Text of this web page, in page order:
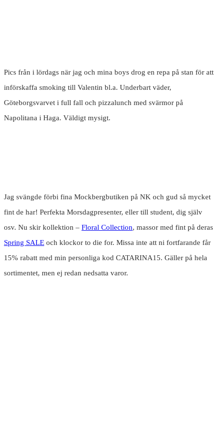
Pics från i lördags när jag och mina boys drog en repa på stan för att
införskaffa smoking till Valentin bl.a. Underbart väder,
Göteborgsvarvet i full fall och pizzalunch med svärmor på
Napolitana i Haga. Väldigt mysigt.
Jag svängde förbi fina Mockbergbutiken på NK och gud så mycket
fint de har! Perfekta Morsdagpresenter, eller till student, dig själv
osv. Nu skir kollektion – Floral Collection, massor med fint på deras
Spring SALE och klockor to die for. Missa inte att ni fortfarande får
15% rabatt med min personliga kod CATARINA15. Gäller på hela
sortimentet, men ej redan nedsatta varor.